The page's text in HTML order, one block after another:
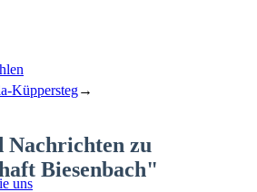
uns
Küppersteg→
Nachrichten zu
Biesenbach"